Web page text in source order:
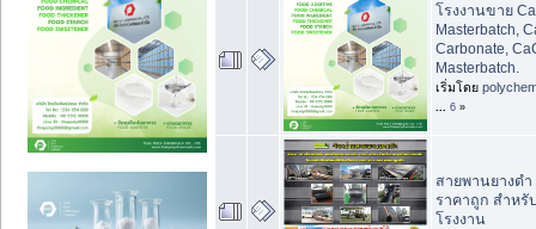
โรงงานขาย
Masterbatch,
Carbonate,
Masterbatch.
เริ่มโดย
6 »
สายพานยางดำ
ราคาถูก สำหรั
โรงงาน